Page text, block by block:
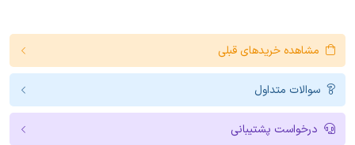
مشاهده خریدهای قبلی
سوالات متداول
درخواست پشتیبانی